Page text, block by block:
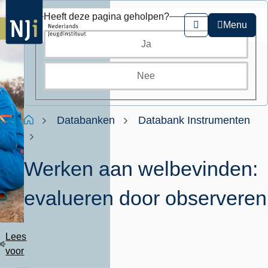
Overslaan
en
naar
de
Zoeken
Menu
Kruimelpad
HomeDatabanken Databank Instrumenten
Werken aan welbevinden:
evalueren door observeren
Lees
voor
Heeft deze pagina geholpen?
Ja
Nee